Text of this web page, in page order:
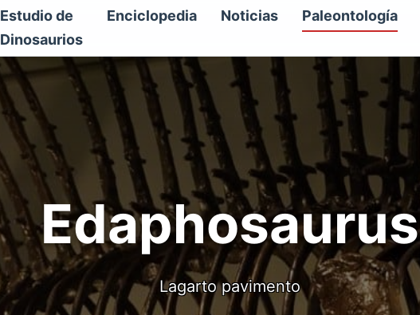
Estudio de
Dinosaurios
Enciclopedia Noticias Paleontología
Edaphosaurus
Lagarto pavimento